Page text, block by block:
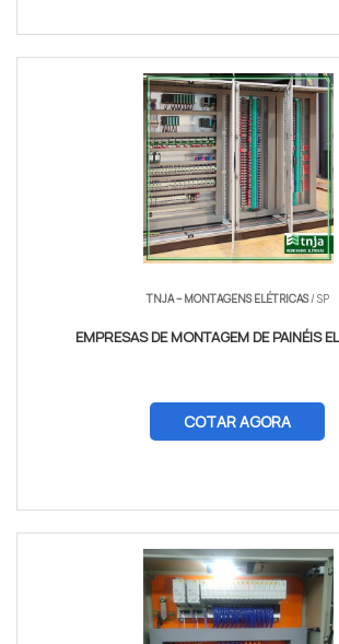
TNJA – MONTAGENS ELÉTRICAS/ SP
EMPRESAS DE MONTAGEM DE PAINÉIS
COTAR AGORA